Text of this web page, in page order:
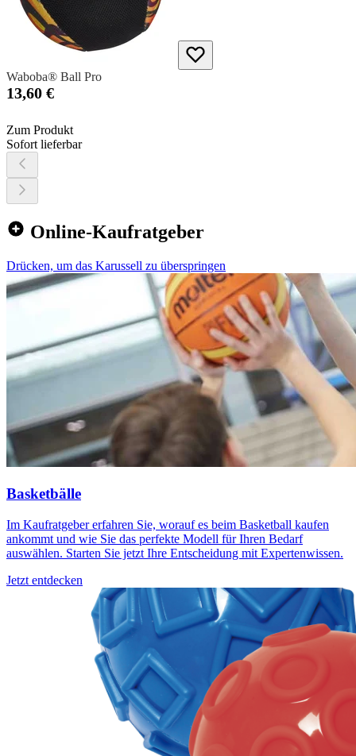
Waboba® Ball Pro
13,60 €
Zum Produkt
Sofort lieferbar
Online-Kaufratgeber
Drücken, um das Karussell zu überspringen
Basketbälle
Im Kaufratgeber erfahren Sie, worauf es beim Basketball kaufen
ankommt und wie Sie das perfekte Modell für Ihren Bedarf
auswählen. Starten Sie jetzt Ihre Entscheidung mit Expertenwissen.
Jetzt entdecken